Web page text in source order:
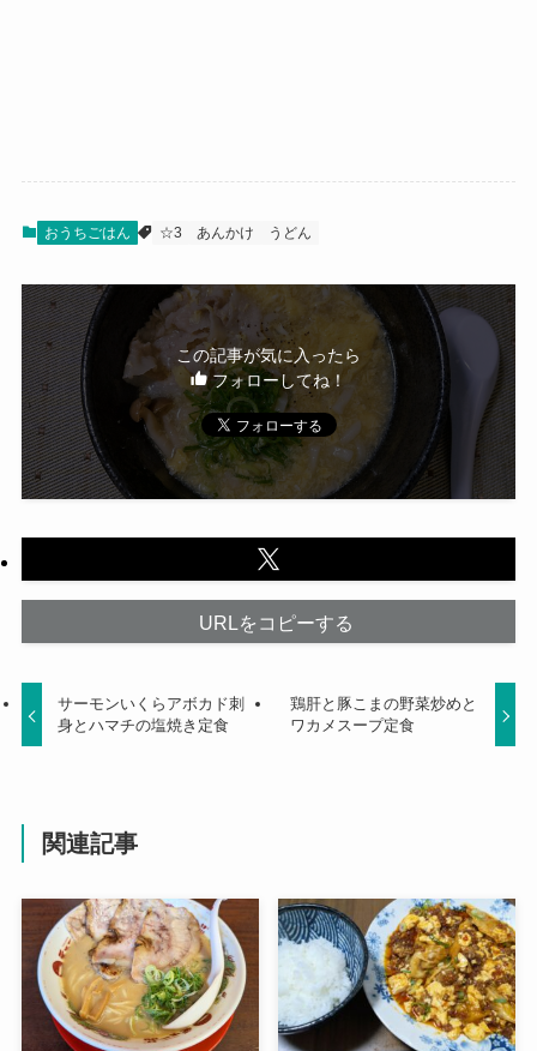
おうちごはん ☆3 あんかけ うどん
この記事が気に入ったら
フォローしてね！
URLをコピーする
サーモンいくらアボカド刺
身とハマチの塩焼き定食
鶏肝と豚こまの野菜炒めと
ワカメスープ定食
関連記事